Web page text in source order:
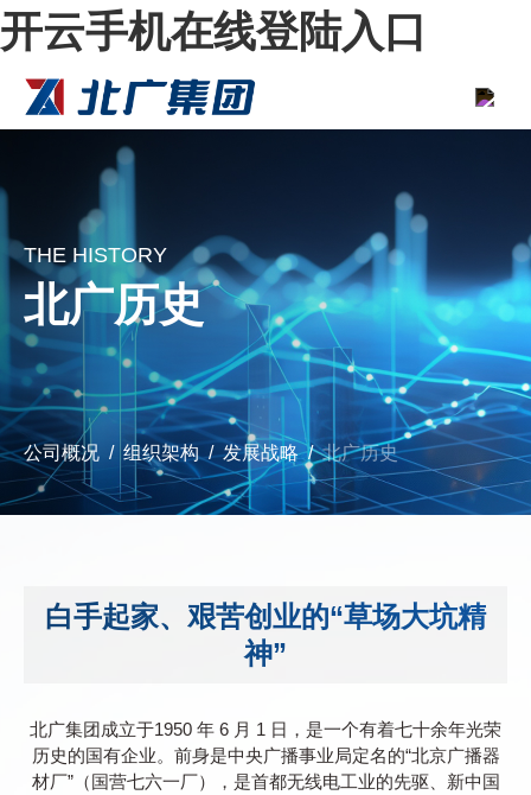
开云手机在线登陆入口
THE HISTORY
北广历史
公司概况 组织架构 发展战略 北广历史
白手起家、艰苦创业的“草场大坑精
神”
北广集团成立于1950 年 6 月 1 日，是一个有着七十余年光荣
历史的国有企业。前身是中央广播事业局定名的“北京广播器
材厂”（国营七六一厂），是首都无线电工业的先驱、新中国